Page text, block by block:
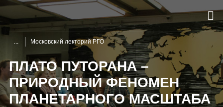
Московский лекторий РГО
ПЛАТО ПУТОРАНА –
ПРИРОДНЫЙ ФЕНОМЕН
ПЛАНЕТАРНОГО МАСШТАБА